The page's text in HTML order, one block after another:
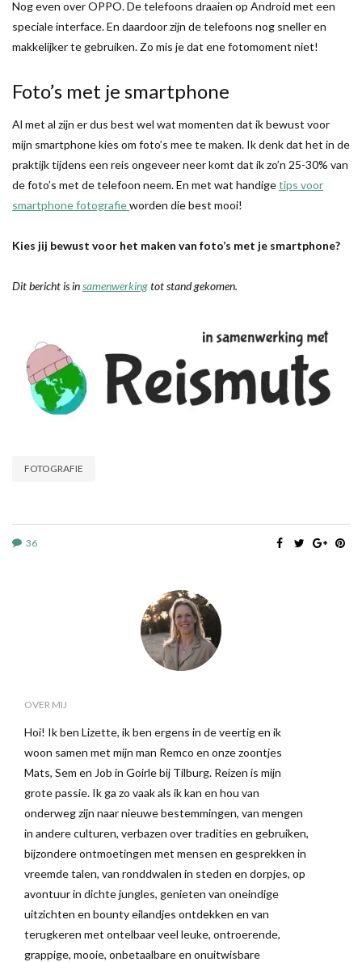
Nog even over OPPO. De telefoons draaien op Android met een
speciale interface. En daardoor zijn de telefoons nog sneller en
makkelijker te gebruiken. Zo mis je dat ene fotomoment niet!
Foto’s met je smartphone
Al met al zijn er dus best wel wat momenten dat ik bewust voor
mijn smartphone kies om foto’s mee te maken. Ik denk dat het in de
praktijk tijdens een reis ongeveer neer komt dat ik zo’n 25-30% van
de foto’s met de telefoon neem. En met wat handigetips voor
smartphone fotografieworden die best mooi!
Kies jij bewust voor het maken van foto’s met je smartphone?
Dit bericht is insamenwerkingtot stand gekomen.
FOTOGRAFIE
36
OVER MIJ
Hoi! Ik ben Lizette, ik ben ergens in de veertig en ik
woon samen met mijn man Remco en onze zoontjes
Mats, Sem en Job in Goirle bij Tilburg. Reizen is mijn
grote passie. Ik ga zo vaak als ik kan en hou van
onderweg zijn naar nieuwe bestemmingen, van mengen
in andere culturen, verbazen over tradities en gebruiken,
bijzondere ontmoetingen met mensen en gesprekken in
vreemde talen, van ronddwalen in steden en dorpjes, op
avontuur in dichte jungles, genieten van oneindige
uitzichten en bounty eilandjes ontdekken en van
terugkeren met ontelbaar veel leuke, ontroerende,
grappige, mooie, onbetaalbare en onuitwisbare